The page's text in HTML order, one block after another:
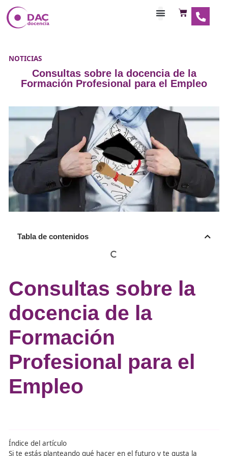
NOTICIAS
Consultas sobre la docencia de
Tabla de contenidos
Consultas sobre
docencia de la
Formación